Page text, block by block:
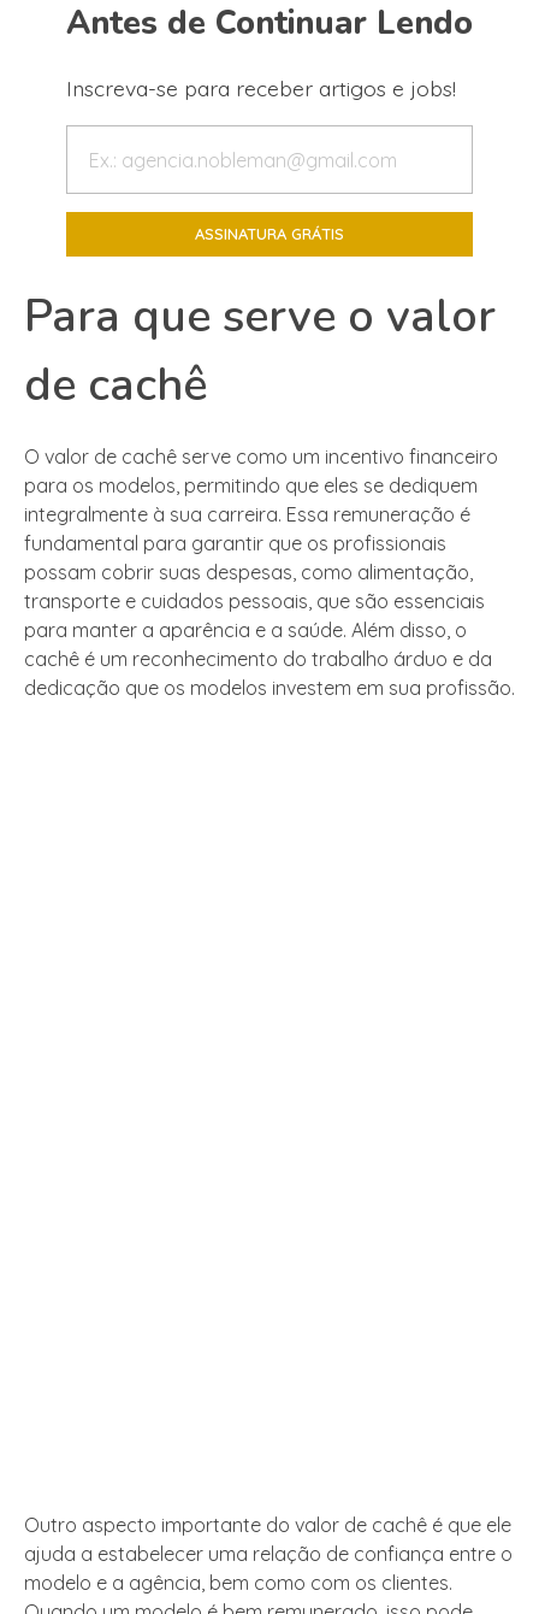
Antes de Continuar Lendo
Inscreva-se para receber artigos e jobs!
Para que serve o valor
de cachê
O valor de cachê serve como um incentivo financeiro
para os modelos, permitindo que eles se dediquem
integralmente à sua carreira. Essa remuneração é
fundamental para garantir que os profissionais
possam cobrir suas despesas, como alimentação,
transporte e cuidados pessoais, que são essenciais
para manter a aparência e a saúde. Além disso, o
cachê é um reconhecimento do trabalho árduo e da
dedicação que os modelos investem em sua profissão.
Outro aspecto importante do valor de cachê é que ele
ajuda a estabelecer uma relação de confiança entre o
modelo e a agência, bem como com os clientes.